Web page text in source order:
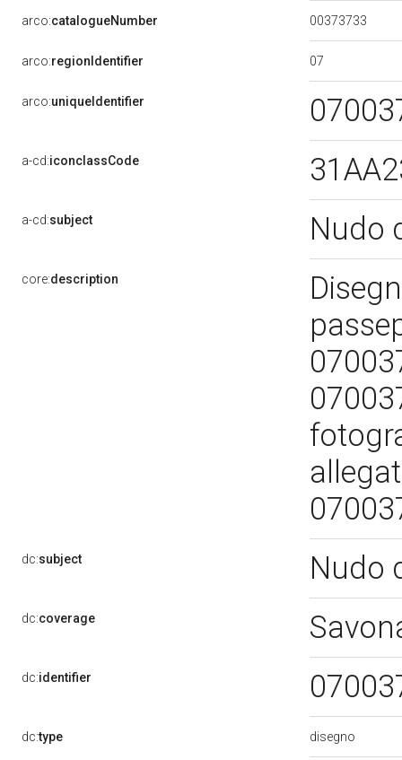
arco:catalogueNumber 00373733
arco:regionIdentifier 07
arco:uniqueIdentifier
a-cd:iconclassCode
a-cd:subject Nudo
core:description
dc:subject Nudo
dc:coverage
dc:identifier
dc:type disegno